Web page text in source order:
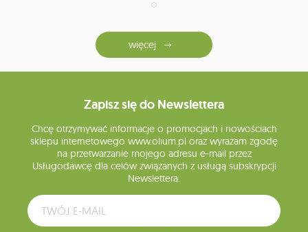
więcej
Zapisz się do Newslettera
Chcę otrzymywać informacje o promocjach i nowościach
sklepu internetowego www.olium.pl oraz wyrażam zgodę
na przetwarzanie mojego adresu e-mail przez
Usługodawcę dla celów związanych z usługą subskrypcji
Newslettera.